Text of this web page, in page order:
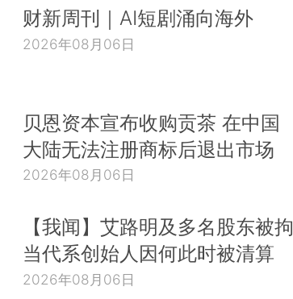
财新周刊｜AI短剧涌向海外
2026年08月06日
贝恩资本宣布收购贡茶 在中国
大陆无法注册商标后退出市场
2026年08月06日
【我闻】艾路明及多名股东被拘
当代系创始人因何此时被清算
2026年08月06日